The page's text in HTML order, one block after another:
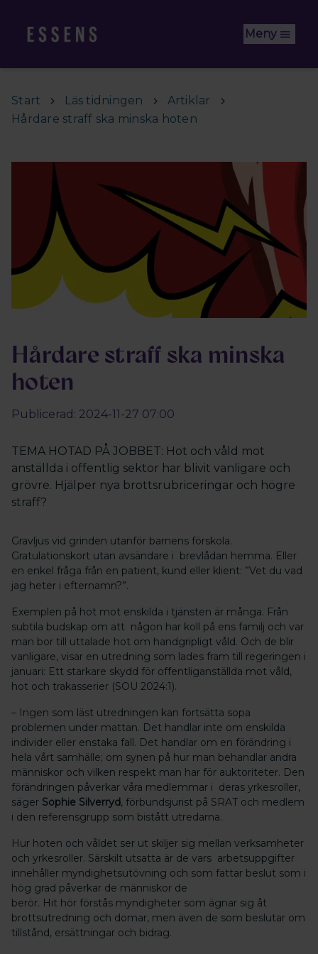
Meny
Start Läs tidningen
Artiklar
Hårdare straff ska minska hoten
Hårdare straff ska minska
hoten
Publicerad: 2024-11-27 07:00
TEMA HOTAD PÅ JOBBET: Hot och våld mot
anställda i offentlig sektor har blivit vanligare och
grövre. Hjälper nya brottsrubriceringar och högre
straff?
Gravljus vid grinden utanför barnens förskola.
Gratulationskort utan avsändare i brevlådan hemma. Eller
en enkel fråga från en patient, kund eller klient: ”Vet du vad
jag heter i efternamn?”.
Exemplen på hot mot enskilda i tjänsten är många. Från
subtila budskap om att någon har koll på ens familj och var
man bor till uttalade hot om handgripligt våld. Och de blir
vanligare, visar en utredning som lades fram till regeringen i
januari: Ett starkare skydd för offentliganställda mot våld,
hot och trakasserier (SOU 2024:1).
– Ingen som läst utredningen kan fortsätta sopa
problemen under mattan. Det handlar inte om enskilda
individer eller enstaka fall. Det handlar om en förändring i
hela vårt samhälle; om synen på hur man behandlar andra
människor och vilken respekt man har för auktoriteter. Den
förändringen påverkar våra medlemmar i deras yrkesroller,
säger Sophie Silverryd, förbundsjurist på SRAT och medlem
i den referensgrupp som bistått utredarna.
Hur hoten och våldet ser ut skiljer sig mellan verksamheter
och yrkesroller. Särskilt utsatta är de vars arbetsuppgifter
innehåller myndighetsutövning och som fattar beslut som i
hög grad påverkar de människor de
berör. Hit hör förstås myndigheter som ägnar sig åt
brottsutredning och domar, men även de som beslutar om
tillstånd, ersättningar och bidrag.